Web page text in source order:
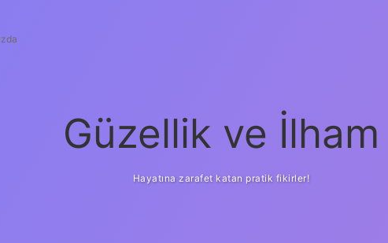
Güzellik ve İlham
Hayatına zarafet katan pratik fikirler!